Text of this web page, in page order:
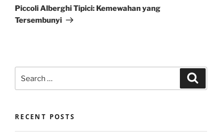
Post
Piccoli Alberghi Tipici: Kemewahan yang
Tersembunyi
for:
RECENT POSTS